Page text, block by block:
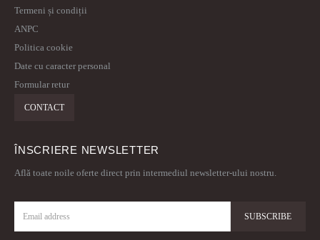
Termeni și condiții
ANPC
Politica cookie
Date cu caracter personal
Formular retur
CONTACT
ÎNSCRIERE NEWSLETTER
Află toate noile oferte direct prin intermediul newsletter-ului nostru.